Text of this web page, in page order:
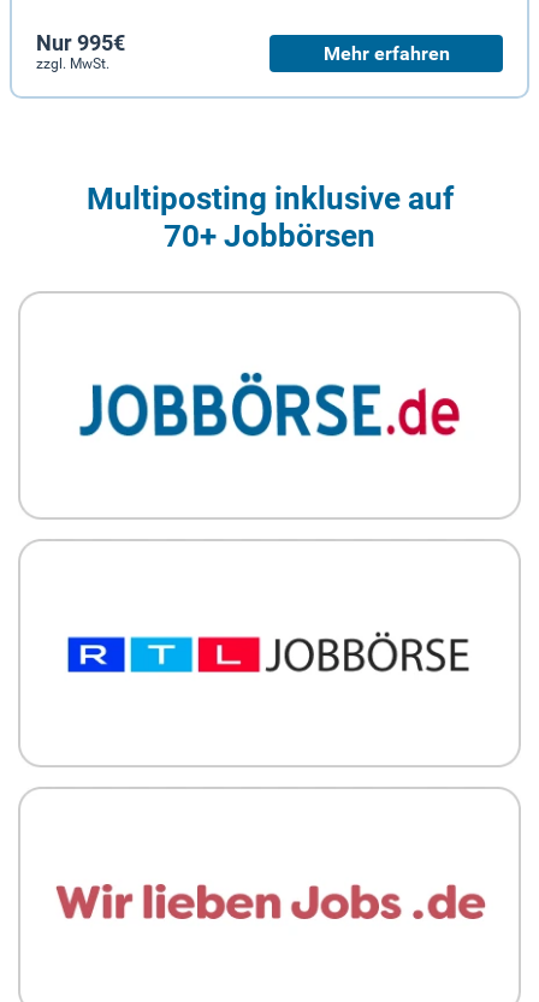
Nur 995€
zzgl. MwSt. Mehr erfahren
Multiposting inklusive auf
70+ Jobbörsen